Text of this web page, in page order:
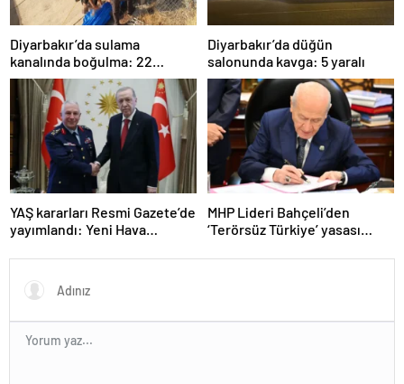
Diyarbakır’da sulama
kanalında boğulma: 22
yaşındaki genç hayatını
kaybetti
Diyarbakır’da düğün
salonunda kavga: 5 yaralı
YAŞ kararları Resmi Gazete’de
yayımlandı: Yeni Hava
Orgeneral Rafet Dalkıran
MHP Lideri Bahçeli’den
‘Terörsüz Türkiye’ yasası